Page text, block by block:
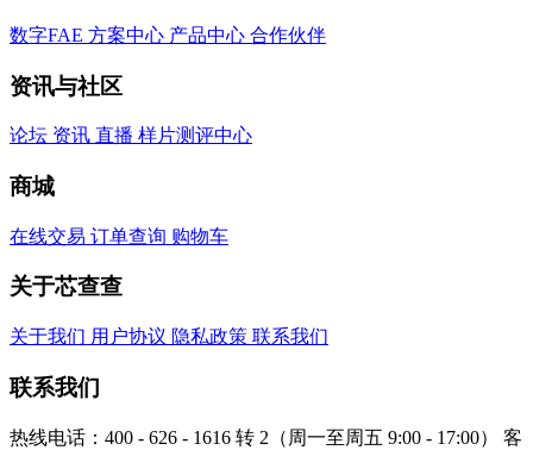
数字FAE 方案中心 产品中心 合作伙伴
资讯与社区
论坛 资讯 直播 样片测评中心
商城
在线交易 订单查询 购物车
关于芯查查
关于我们 用户协议 隐私政策 联系我们
联系我们
热线电话：400 - 626 - 1616 转 2（周一至周五 9:00 - 17:00）
客